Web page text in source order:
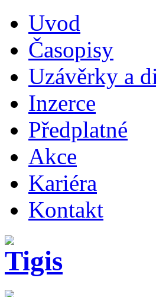
Uvod
Časopisy
Uzávěrky a
Inzerce
Předplatné
Akce
Kariéra
Kontakt